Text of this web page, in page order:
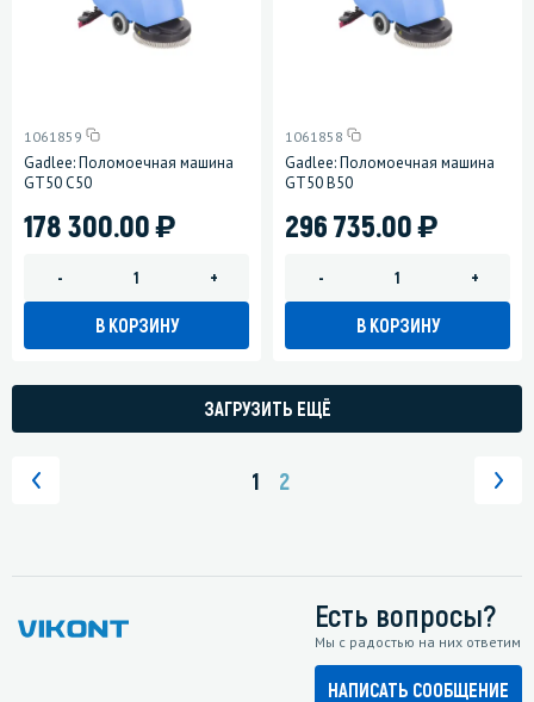
1061859
Gadlee: Поломоечная машина
GT50 C50
178 300.00)
- +
В КОРЗИНУ
1061858
Gadlee: Поломоечная машина
GT50 B50
296 735.00)
- +
В КОРЗИНУ
ЗАГРУЗИТЬ ЕЩЁ
1 2
Есть вопросы?
Мы с радостью на них ответим
НАПИСАТЬ СООБЩЕНИЕ